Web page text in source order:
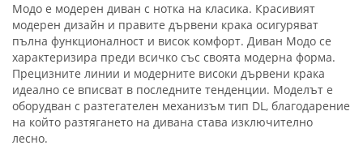
Модо е модерен диван с нотка на класика. Красивият
модерен дизайн и правите дървени крака осигуряват
пълна функционалност и висок комфорт. Диван Модо се
характеризира преди всичко със своята модерна форма.
Прецизните линии и модерните високи дървени крака
идеално се вписват в последните тенденции. Моделът е
оборудван с разтегателен механизъм тип DL, благодарение
на който разтягането на дивана става изключително
лесно.
със
снимки